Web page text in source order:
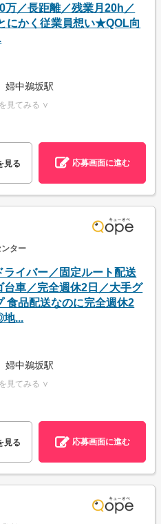
万／長距離／残業月20h／
にかく従業員想い★QOL向
婦中鵜坂駅
見てみる ∨
見る 応募画面に進む
ター
ライバー／固定ルート配送
台車／完全週休2日／大手グ
食品配送なのに完全週休2
地...
婦中鵜坂駅
見てみる ∨
見る 応募画面に進む